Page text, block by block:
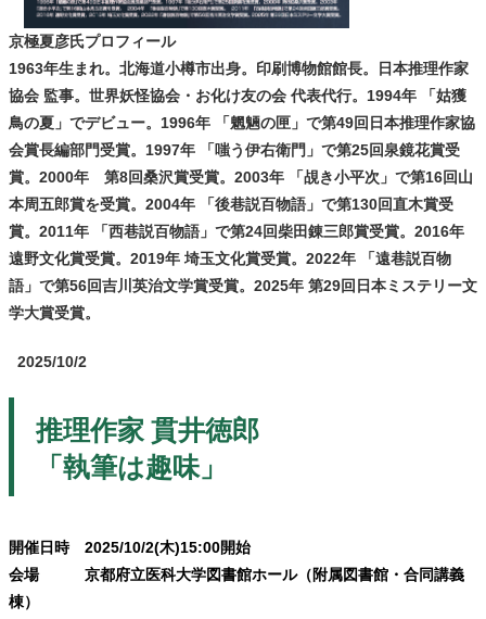
京極夏彦氏プロフィール
1963年生まれ。北海道小樽市出身。 印刷博物館館長。日本推理作家
協会 監事。 世界妖怪協会・お化け友の会 代表代行。 1994年 「姑獲
鳥の夏」でデビュー。 1996年 「魍魎の匣」で第49回日本推理作家協
会賞長編部門受賞。 1997年 「嗤う伊右衛門」で第25回泉鏡花賞受
賞。 2000年 第8回桑沢賞受賞。 2003年 「覘き小平次」で第16回山
本周五郎賞を受賞。 2004年 「後巷説百物語」で第130回直木賞受
賞。 2011年 「西巷説百物語」で第24回柴田錬三郎賞受賞。 2016年
遠野文化賞受賞。 2019年 埼玉文化賞受賞。 2022年 「遠巷説百物
語」で第56回吉川英治文学賞受賞。 2025年 第29回日本ミステリー文
学大賞受賞。
2025/10/2
推理作家 貫井徳郎
「執筆は趣味」
開催日時 2025/10/2(木)15:00開始
会場 京都府立医科大学図書館ホール（附属図書館・合同講義
棟）